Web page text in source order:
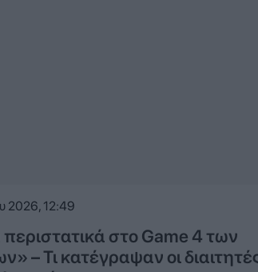
2026, 12:49
στο Game 4 των
– Τι κατέγραψαν οι